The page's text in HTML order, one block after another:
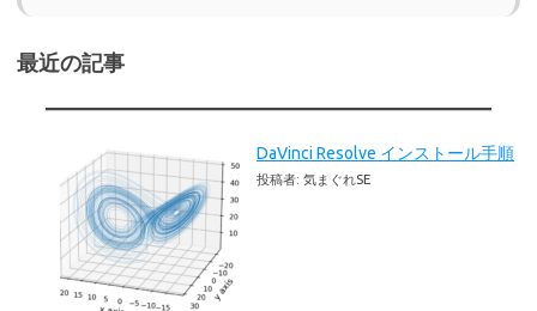
最近の記事
DaVinci Resolve インストール手順
投稿者: 気まぐれSE